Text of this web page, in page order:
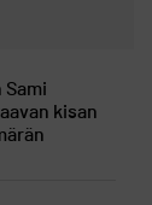
Sami
kisan